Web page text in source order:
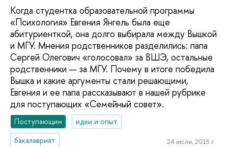
Когда студентка образовательной программы
«Психология» Евгения Янгель была еще
абитуриенткой, она долго выбирала между Вышкой
и МГУ. Мнения родственников разделились: папа
Сергей Олегович «голосовал» за ВШЭ, остальные
родственники — за МГУ. Почему в итоге победила
Вышка и какие аргументы стали решающими,
Евгения и ее папа рассказывают в нашей рубрике
для поступающих «Семейный совет».
Поступающим
идеи и опыт
бакалавриат
24 июля, 2015 г.